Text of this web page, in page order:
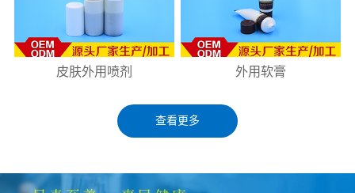
皮肤外用喷剂 外用软膏
查看更多